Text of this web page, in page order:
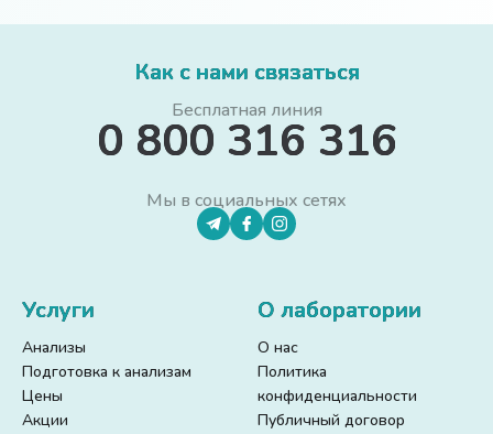
Как с нами связаться
Бесплатная линия
0 800 316 316
Мы в социальных сетях
Услуги
Анализы
Подготовка к анализам
Цены
Акции
О лаборатории
О нас
Политика
конфиденциальности
Публичный договор